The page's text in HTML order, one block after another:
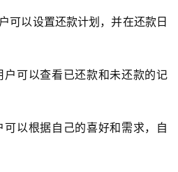
可以设置还款计划，并在还款日
可以查看已还款和未还款的记
以根据自己的喜好和需求，自